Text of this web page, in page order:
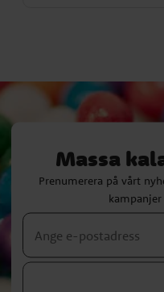
Massa
Prenumerera på vårt